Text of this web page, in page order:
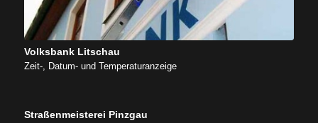
Volksbank Litschau
Zeit-, Datum- und Temperaturanzeige
Straßenmeisterei Pinzgau